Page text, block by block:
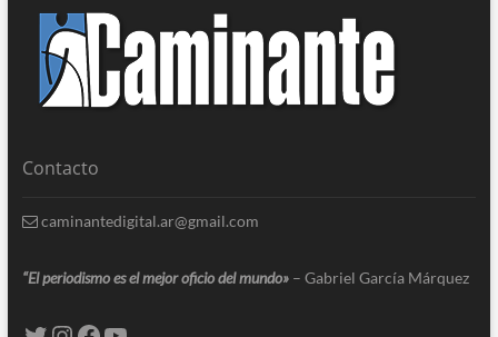
Contacto
caminantedigital.ar@gmail.com
“El periodismo es el mejor oficio del mundo» – Gabriel García Márquez